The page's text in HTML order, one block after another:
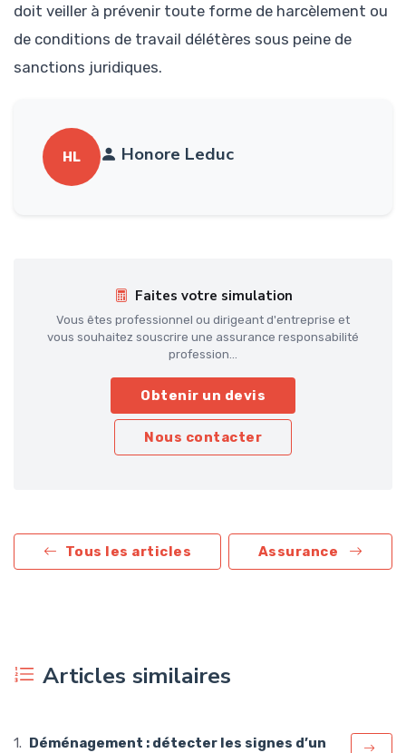
doit veiller à prévenir toute forme de harcèlement ou
de conditions de travail délétères sous peine de
sanctions juridiques.
HL Honore Leduc
Faites votre simulation
Vous êtes professionnel ou dirigeant d'entreprise et
vous souhaitez souscrire une assurance responsabilité
profession...
Obtenir un devis
Nous contacter
Tous les articles Assurance
Articles similaires
Déménagement : détecter les signes d’un